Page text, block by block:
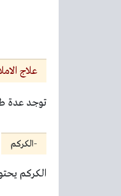
علاج
توجد عدة
-الكركم
الكركم